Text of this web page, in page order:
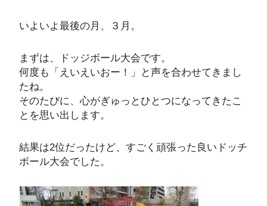
いよいよ最後の月、３月。
まずは、ドッジボール大会です。
何度も「えいえいおー！」と声を合わせてきまし
たね。
そのたびに、心がぎゅっとひとつになってきたこ
とを思い出します。
結果は2位だったけど、すごく頑張った良いドッチ
ボール大会でした。